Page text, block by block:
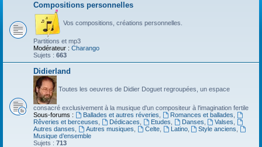
Compositions personnelles
Vos compositions, créations personnelles.
Partitions et mp3
Modérateur : Charango
Sujets : 663
Didierland
Toutes les oeuvres de Didier Doguet regroupées, un espace
consacré exclusivement à la musique d'un compositeur à l'imagination fertile
Sous-forums :
Ballades et autres réveries Romances et ballades
Rêveries et berceuses
Dédicaces Etudes Danses Valses
Autres danses
Autres musiques Celte, Latino, Style anciens
Musique d’ensemble
Sujets : 713